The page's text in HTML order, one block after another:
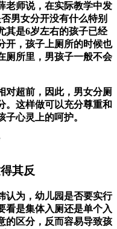
老师说，在实际教学中发
男女分开没有什么特别
其是6岁左右的孩子已经
开，孩子上厕所的时候也
厕所里，男孩子一般不会
对超前，因此，男女分厕
。这样做可以充分尊重和
心灵上的呵护。
其反
认为，幼儿园是否要实行
看是集体入厕还是单个入
的区分，反而容易导致孩